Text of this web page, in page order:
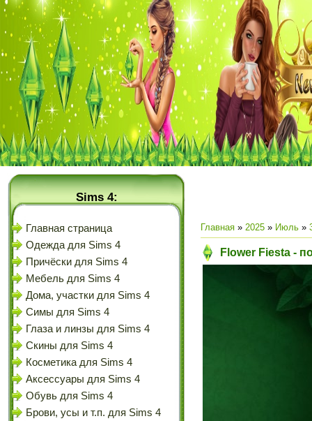
Sims 4:
Главная страница
Одежда для Sims 4
Причёски для Sims 4
Мебель для Sims 4
Дома, участки для Sims 4
Симы для Sims 4
Глаза и линзы для Sims 4
Скины для Sims 4
Косметика для Sims 4
Аксессуары для Sims 4
Обувь для Sims 4
Брови, усы и т.п. для Sims 4
Главная » 2025 » Июль »
Flower Fiesta -